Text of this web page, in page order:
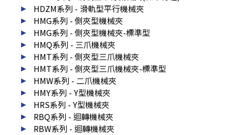
HDZM系列 - 滑軌型平行機械夾
HMG系列 - 側夾型機械夾
HMG系列 - 側夾型機械夾-標準型
HMQ系列 - 三爪機械夾
HMT系列 - 側夾型三爪機械夾
HMT系列 - 側夾型三爪機械夾-標準型
HMW系列 - 二爪機械夾
HMY系列 - Y型機械夾
HRS系列 - Y型機械夾
RBQ系列 - 迴轉機械夾
RBW系列 - 迴轉機械夾